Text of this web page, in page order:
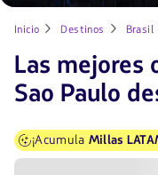
Inicio Destinos Brasil
Las mejores
Sao Paulo
¡Acumula Millas